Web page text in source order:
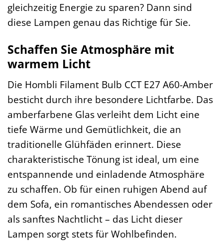
gleichzeitig Energie zu sparen? Dann sind
diese Lampen genau das Richtige für Sie.
Schaffen Sie Atmosphäre mit
warmem Licht
Die Hombli Filament Bulb CCT E27 A60-Amber
besticht durch ihre besondere Lichtfarbe. Das
amberfarbene Glas verleiht dem Licht eine
tiefe Wärme und Gemütlichkeit, die an
traditionelle Glühfäden erinnert. Diese
charakteristische Tönung ist ideal, um eine
entspannende und einladende Atmosphäre
zu schaffen. Ob für einen ruhigen Abend auf
dem Sofa, ein romantisches Abendessen oder
als sanftes Nachtlicht – das Licht dieser
Lampen sorgt stets für Wohlbefinden.